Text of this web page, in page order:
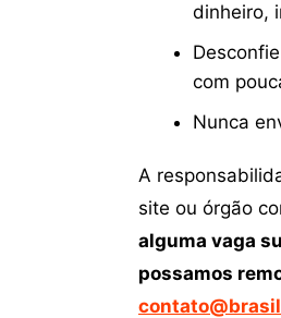
dinheiro,
com
Nunca
A
site ou órgão
alguma vaga
possamos